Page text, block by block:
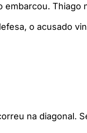
Thiago
o acusado
na diagonal.